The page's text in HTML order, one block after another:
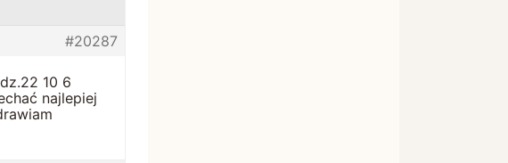
#20287
10 6
najlepiej